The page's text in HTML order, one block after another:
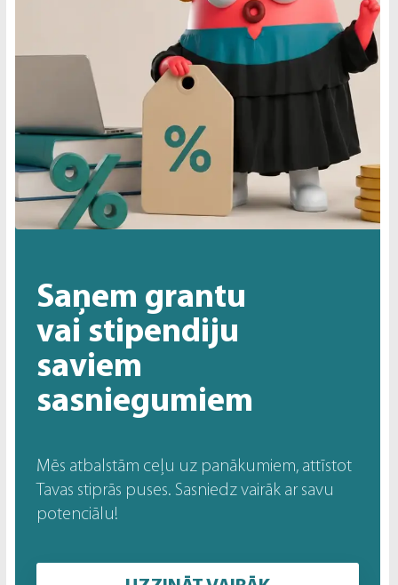
Saņem grantu
vai stipendiju
saviem
sasniegumiem
Mēs atbalstām ceļu uz panākumiem, attīstot
Tavas stiprās puses. Sasniedz vairāk ar savu
potenciālu!